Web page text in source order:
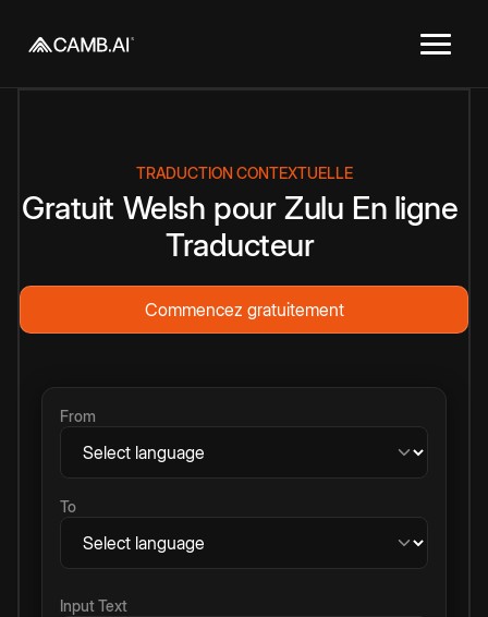
TRADUCTION CONTEXTUELLE
Gratuit Welsh pour Zulu En ligne
Traducteur
Commencez gratuitement
From
To
Input Text